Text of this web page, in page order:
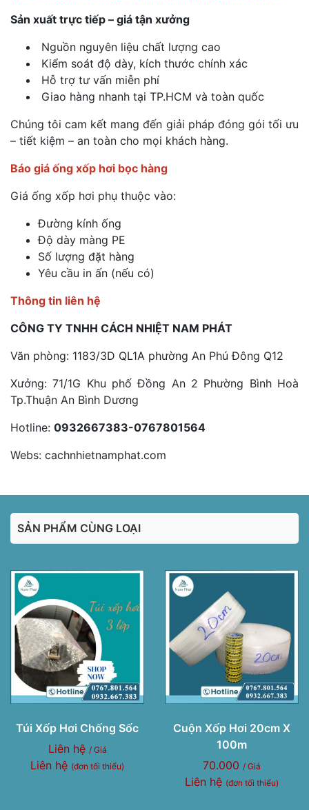
Sản xuất trực tiếp – giá tận xưởng
Nguồn nguyên liệu chất lượng cao
Kiểm soát độ dày, kích thước chính xác
Hỗ trợ tư vấn miễn phí
Giao hàng nhanh tại TP.HCM và toàn quốc
Chúng tôi cam kết mang đến giải pháp đóng gói tối ưu
– tiết kiệm – an toàn cho mọi khách hàng.
Báo giá ống xốp hơi bọc hàng
Giá ống xốp hơi phụ thuộc vào:
Đường kính ống
Độ dày màng PE
Số lượng đặt hàng
Yêu cầu in ấn (nếu có)
Thông tin liên hệ
CÔNG TY TNHH CÁCH NHIỆT NAM PHÁT
Văn phòng: 1183/3D QL1A phường An Phú Đông Q12
Xưởng: 71/1G Khu phố Đồng An 2 Phường Bình Hoà
Tp.Thuận An Bình Dương
Hotline: 0932667383-0767801564
Webs: cachnhietnamphat.com
SẢN PHẨM CÙNG LOẠI
Túi Xốp Hơi Chống Sốc
Liên hệ / Giá
Liên hệ (đơn tối thiểu)
Cuộn Xốp Hơi 20cm X
100m
70.000 / Giá
Liên hệ (đơn tối thiểu)